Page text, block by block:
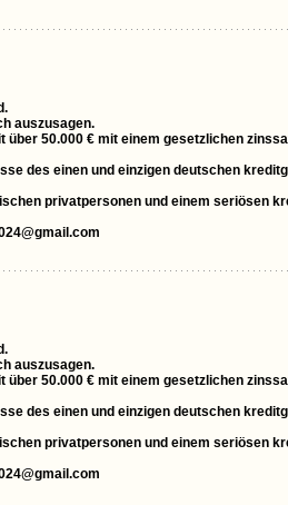
auszusagen.
50.000 € mit einem gesetzlichen
des einen und einzigen deutschen
privatpersonen und einem seriösen
auszusagen.
50.000 € mit einem gesetzlichen
des einen und einzigen deutschen
privatpersonen und einem seriösen